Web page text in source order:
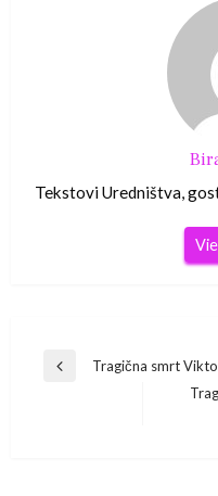
Tekstovi Uredništva,
Navigacija
Previous
Tragična smrt